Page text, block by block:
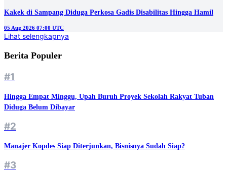
Kakek di Sampang Diduga Perkosa Gadis Disabilitas Hingga Hamil
05 Aug 2026 07:00 UTC
Lihat selengkapnya
Berita Populer
#1
Hingga Empat Minggu, Upah Buruh Proyek Sekolah Rakyat Tuban
Diduga Belum Dibayar
#2
Manajer Kopdes Siap Diterjunkan, Bisnisnya Sudah Siap?
#3